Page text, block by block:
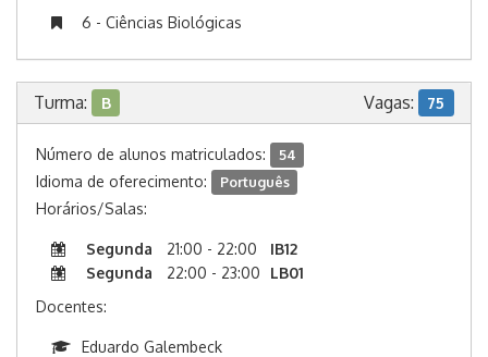
6 - Ciências Biológicas
Turma: B Vagas: 75
Número de alunos matriculados: 54
Idioma de oferecimento: Português
Horários/Salas:
Segunda 21:00 - 22:00
IB12
Segunda
22:00 - 23:00
LB01
Docentes:
Eduardo Galembeck